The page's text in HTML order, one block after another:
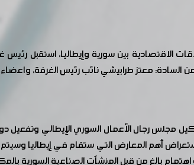
الاقتصادية بين سورية وإيطاليا،
السادة: معتز طرابيشي نائب رئيس الغرفة،
مجلس رجال الأعمال السوري الإيطالي وتفعيل
أهم المعارض التي ستقام في إيطاليا
اهتمام بالغ من قبل المنشآت الصناعية السورية